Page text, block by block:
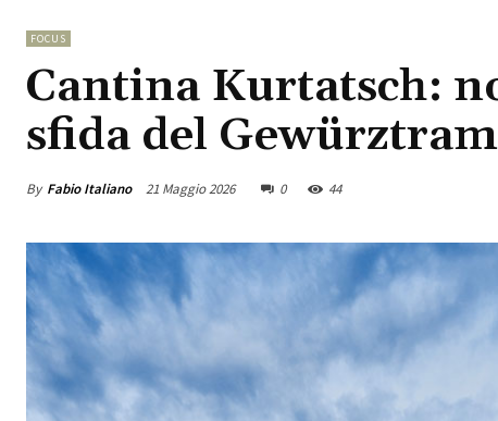
FOCUS
Cantina Kurtatsch:
sfida del
By Fabio Italiano 21 Maggio 2026 0 44